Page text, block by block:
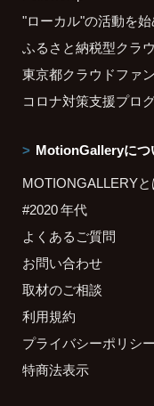
"ローカル"の活動を始
ふるさと納税型クラ
東京都クラウドファ
コロナ対策支援プロ
MotionGalleryにつ
MOTIONGALLERYと
#2020 年代
よくあるご質問
お問い合わせ
取材のご相談
利用規約
プライバシーポリシー
特商法表示